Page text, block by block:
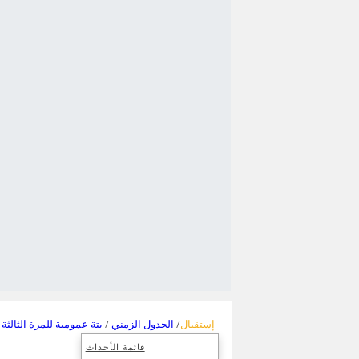
قائمة الأحداث
إستقبال الجدول الزمني بتة عمومية للمرة الثالثة